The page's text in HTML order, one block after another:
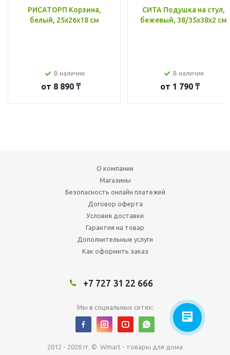
РИСАТОРП Корзина,
белый, 25x26x18 см
В наличии
от 8 890 ₸
СИТА Подушка на стул,
бежевый, 38/35x38x2 см
В наличии
от 1 790 ₸
О компании
Магазины
Безопасность онлайн платежей
Договор оферта
Условия доставки
Гарантия на товар
Дополнительные услуги
Как оформить заказ
+7 727 31 22 666
Мы в социальных сетях:
2012 - 2026 гг. © Wmart - товары для дома